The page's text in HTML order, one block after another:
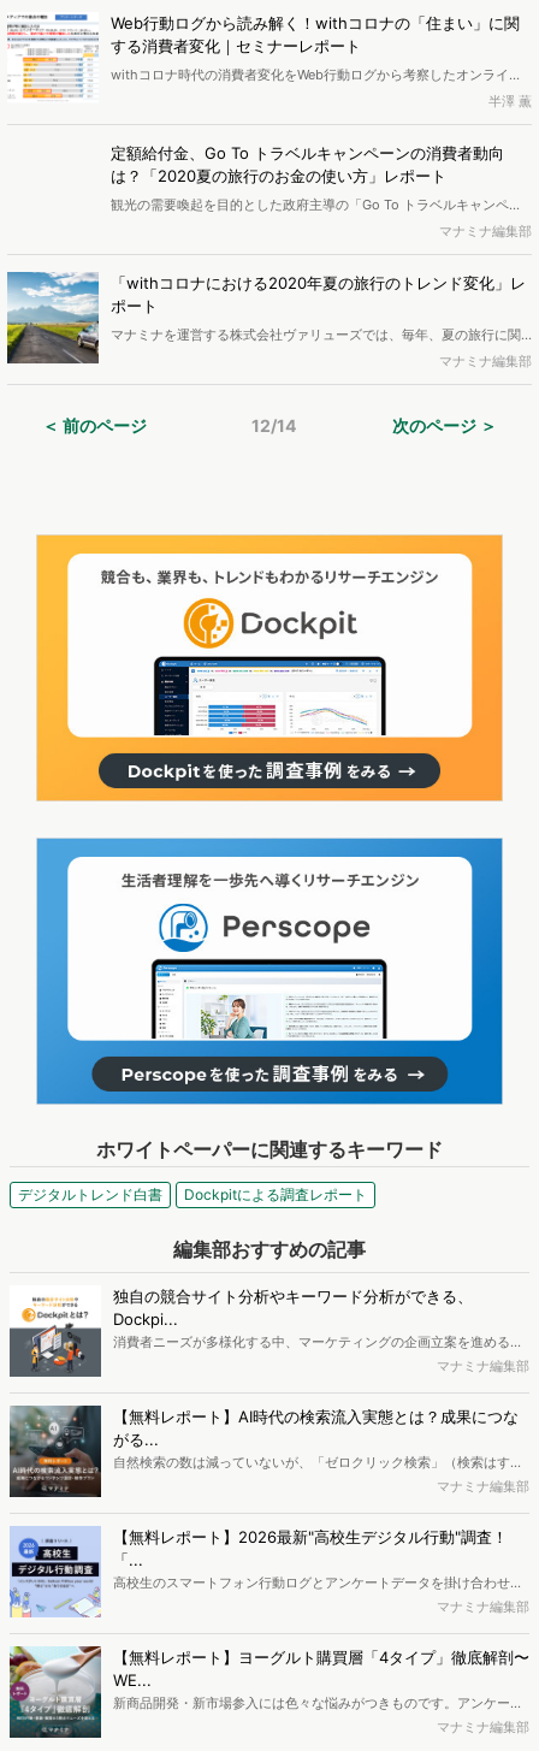
し、顧客に響く施策について調査してみました。（ページ数｜12p）
Web行動ログから読み解く！withコロナの「住まい」に関
する消費者変化｜セミナーレポート
withコロナ時代の消費者変化をWeb行動ログから考察したオンライン
セミナーが7月22日に開催されました。今回フォーカスされたのは「家
具・家電・住宅」業界。コロナ禍による「おうち時間」「巣ごもり」
などのライフスタイルの変化から、在宅時間も長くなり、「住まい」
に関して人々の関心はどのように変化したのでしょうか。アンケート
調査とWeb行動の変化から、「住まい」への関心の高まりを分析・解
説しました。
半澤 薫
定額給付金、Go To トラベルキャンペーンの消費者動向
は？「2020夏の旅行のお金の使い方」レポート
観光の需要喚起を目的とした政府主導の「Go To トラベルキャンペー
ン」がスタートしました。独自に調査したアンケートと、Web行動ロ
グデータから、今夏の旅行におけるお金について、定額給付金やGo To
トラベルキャンペーン(GTT)に関する世間の認知度や消費者動向の違い
などをレポートにまとめました。（ページ数｜24p）
マナミナ編集部
「withコロナにおける2020年夏の旅行のトレンド変化」レ
ポート
マナミナを運営する株式会社ヴァリューズでは、毎年、夏の旅行に関
するアンケート調査を行っていますが、今年は新型コロナウイルスの
影響が色濃く、国内旅行・海外旅行の予定や費用、旅行先選びの重視
向き、もしくは自粛傾向にある人たちはどのような層なのでしょう
マナミナ編集部
＜ 前のページ 12/14 次のページ ＞
ホワイトペーパーに関連するキーワード
デジタルトレンド白書 Dockpitによる調査レポート
編集部おすすめの記事
独自の競合サイト分析やキーワード分析ができる、
Dockpi...
消費者ニーズが多様化する中、マーケティングの企画立案を進める上
で、競合分析や消費者分析の重要性がより高まっています。Web行動
データを活用し、Web上の消費者行動を起点とした競合サイト分析や
消費者分析が可能です。今回はDockpitならではの利便性の高い機能
や活用方法を解説します。
マナミナ編集部
【無料レポート】AI時代の検索流入実態とは？成果につな
がる...
自然検索の数は減っていないが、「ゼロクリック検索」（検索はする
がページには流入しない）の割合が増加しているのが、AI時代の検索
か、また、要因を理解した上で、成果に確実につながるコンテンツを
制作するにはどうするべきなのでしょうか。本レポートはこのような
疑問をお抱えのSEO・Webマーケティングご担当者様におすすめの内
容となっています。※本レポートは記事のフォームから無料でダウン
マナミナ編集部
【無料レポート】2026最新"高校生デジタル行動"調査！
「...
高校生のスマートフォン行動ログとアンケートデータを掛け合わせ、
最新の若年層（高校生）におけるデジタル行動実態やSNSの利用傾向
ち、スマートフォンを取り巻く環境が成熟するなか、新興SNSの台頭
により高校生のデジタルライフスタイルは新たな変化を見せていま
す。※資料は記事内の入力フォームより、ダウンロードいただけま
マナミナ編集部
【無料レポート】ヨーグルト購買層「4タイプ」徹底解剖〜
WE...
新商品開発・新市場参入には色々な悩みがつきものです。アンケート
調査を実施しても、購買実態が不透明、新商品の受容性も判断しきれ
マナミナ編集部